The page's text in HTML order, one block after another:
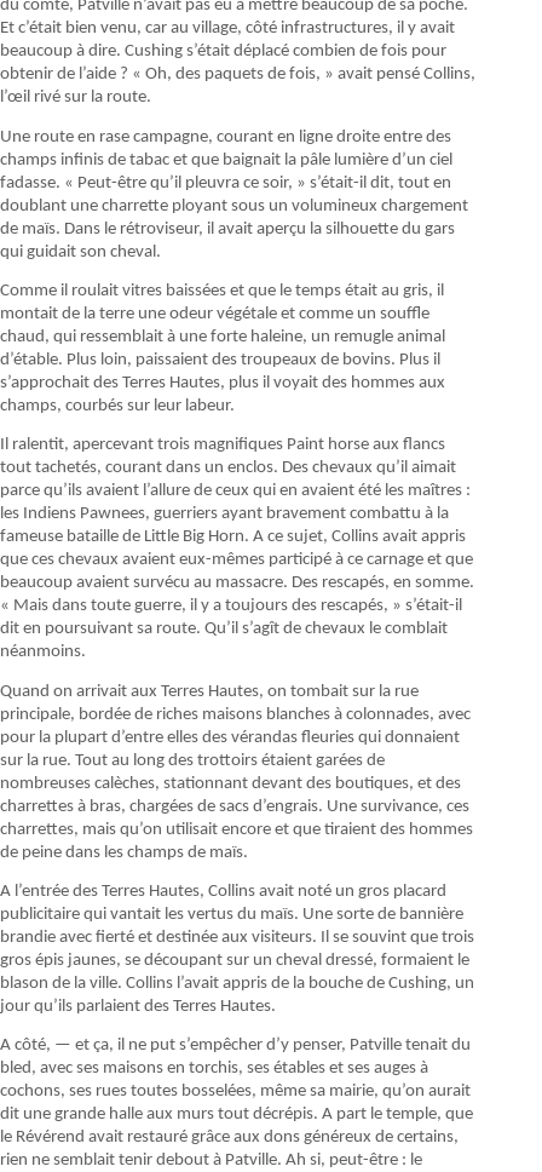
du comté, Patville n’avait pas eu à mettre beaucoup de sa poche.
Et c’était bien venu, car au village, côté infrastructures, il y avait
beaucoup à dire. Cushing s’était déplacé combien de fois pour
obtenir de l’aide ? « Oh, des paquets de fois, » avait pensé Collins,
l’œil rivé sur la route.
Une route en rase campagne, courant en ligne droite entre des
champs infinis de tabac et que baignait la pâle lumière d’un ciel
fadasse. « Peut-être qu’il pleuvra ce soir, » s’était-il dit, tout en
doublant une charrette ployant sous un volumineux chargement
de maïs. Dans le rétroviseur, il avait aperçu la silhouette du gars
qui guidait son cheval.
Comme il roulait vitres baissées et que le temps était au gris, il
montait de la terre une odeur végétale et comme un souffle
chaud, qui ressemblait à une forte haleine, un remugle animal
d’étable. Plus loin, paissaient des troupeaux de bovins. Plus il
s’approchait des Terres Hautes, plus il voyait des hommes aux
champs, courbés sur leur labeur.
Il ralentit, apercevant trois magnifiques Paint horse aux flancs
tout tachetés, courant dans un enclos. Des chevaux qu’il aimait
parce qu’ils avaient l’allure de ceux qui en avaient été les maîtres :
les Indiens Pawnees, guerriers ayant bravement combattu à la
fameuse bataille de Little Big Horn. A ce sujet, Collins avait appris
que ces chevaux avaient eux-mêmes participé à ce carnage et que
beaucoup avaient survécu au massacre. Des rescapés, en somme.
« Mais dans toute guerre, il y a toujours des rescapés, » s’était-il
dit en poursuivant sa route. Qu’il s’agît de chevaux le comblait
néanmoins.
Quand on arrivait aux Terres Hautes, on tombait sur la rue
principale, bordée de riches maisons blanches à colonnades, avec
pour la plupart d’entre elles des vérandas fleuries qui donnaient
sur la rue. Tout au long des trottoirs étaient garées de
nombreuses calèches, stationnant devant des boutiques, et des
charrettes à bras, chargées de sacs d’engrais. Une survivance, ces
charrettes, mais qu’on utilisait encore et que tiraient des hommes
de peine dans les champs de maïs.
A l’entrée des Terres Hautes, Collins avait noté un gros placard
publicitaire qui vantait les vertus du maïs. Une sorte de bannière
brandie avec fierté et destinée aux visiteurs. Il se souvint que trois
gros épis jaunes, se découpant sur un cheval dressé, formaient le
blason de la ville. Collins l’avait appris de la bouche de Cushing, un
jour qu’ils parlaient des Terres Hautes.
A côté, — et ça, il ne put s’empêcher d’y penser, Patville tenait du
bled, avec ses maisons en torchis, ses étables et ses auges à
cochons, ses rues toutes bosselées, même sa mairie, qu’on aurait
dit une grande halle aux murs tout décrépis. A part le temple, que
le Révérend avait restauré grâce aux dons généreux de certains,
rien ne semblait tenir debout à Patville. Ah si, peut-être : le